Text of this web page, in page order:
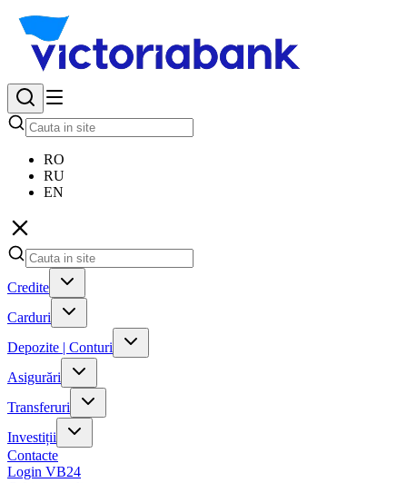
RO
RU
EN
Credite
Carduri
Depozite | Conturi
Asigurări
Transferuri
Investiții
Contacte
Login VB24